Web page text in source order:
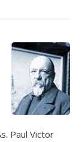
Paul Victor